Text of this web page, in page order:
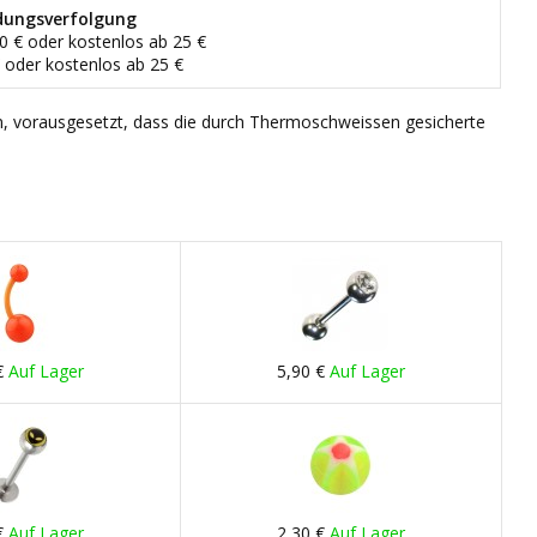
€ oder kostenlos ab 25 €
oder kostenlos ab 25 €
dass die durch Thermoschweissen gesicherte
Auf Lager 5,90 € Auf Lager